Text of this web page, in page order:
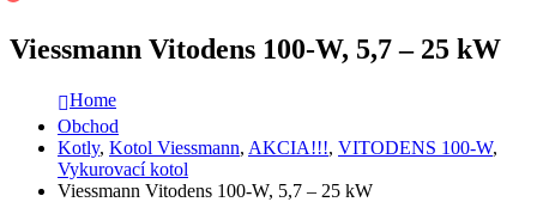
Viessmann Vitodens 100-W, 5,7 – 25 kW
Home
Obchod
Kotly, Kotol Viessmann, AKCIA!!!, VITODENS 100-W,
Vykurovací kotol
Viessmann Vitodens 100-W, 5,7 – 25 kW